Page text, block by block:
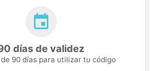
días de validez
90 días para utilizar tu código